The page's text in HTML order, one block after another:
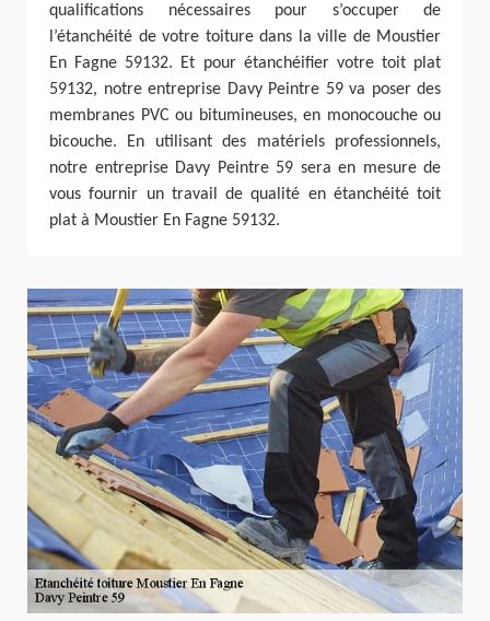
qualifications nécessaires pour s’occuper de
l’étanchéité de votre toiture dans la ville de Moustier
En Fagne 59132. Et pour étanchéifier votre toit plat
59132, notre entreprise Davy Peintre 59 va poser des
membranes PVC ou bitumineuses, en monocouche ou
bicouche. En utilisant des matériels professionnels,
notre entreprise Davy Peintre 59 sera en mesure de
vous fournir un travail de qualité en étanchéité toit
plat à Moustier En Fagne 59132.